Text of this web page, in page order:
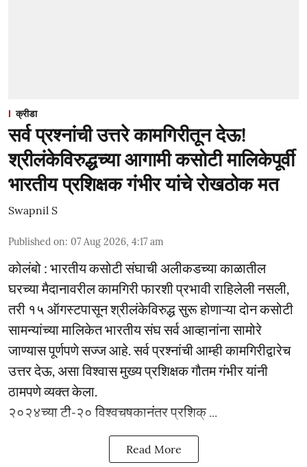
क्रीडा
सर्व प्रश्नांची उत्तरे कामगिरीतून देऊ!
श्रीलंकेविरुद्धच्या आगामी कसोटी मालिकेपूर्वी
भारतीय प्रशिक्षक गंभीर यांचे रोखठोक मत
Swapnil S
Published on: 07 Aug 2026, 4:17 am
कोलंबो : भारतीय कसोटी संघाची अलीकडच्या काळातील
घरच्या मैदानावरील कामगिरी फारशी प्रभावी राहिलेली नसली,
तरी १५ ऑगस्टपासून श्रीलंकेविरुद्ध सुरू होणाऱ्या दोन कसोटी
सामन्यांच्या मालिकेत भारतीय संघ सर्व आव्हानांना सामोरे
जाण्यास पूर्णपणे सज्ज आहे. सर्व प्रश्नांची आम्ही कामगिरीद्वारेच
उत्तर देऊ, असा विश्वास मुख्य प्रशिक्षक गौतम गंभीर यांनी
ठामपणे व्यक्त केला.
२०२४च्या टी-२० विश्वचषकानंतर प्रशिक् ...
Read More